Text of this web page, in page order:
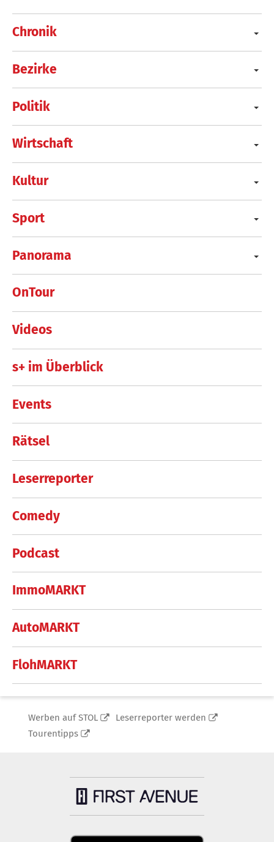
Chronik
Bezirke
Politik
Wirtschaft
Kultur
Sport
Panorama
OnTour
Videos
s+ im Überblick
Events
Rätsel
Leserreporter
Comedy
Podcast
ImmoMARKT
AutoMARKT
FlohMARKT
Werben auf STOL
Leserreporter werden
Tourentipps